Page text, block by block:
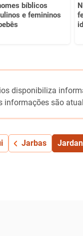
bíblicos
e femininos
disponibiliza
informações são
Jarbas